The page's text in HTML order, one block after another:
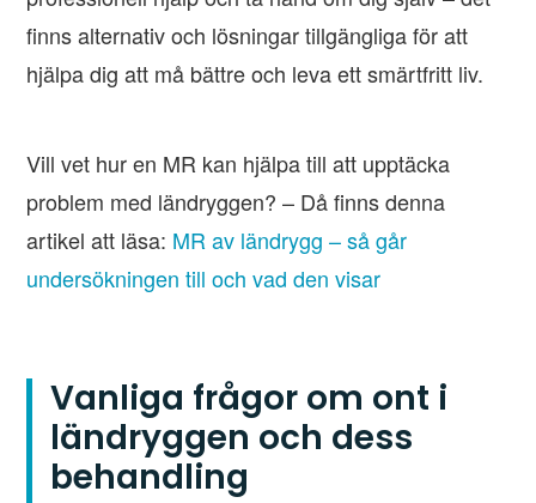
finns alternativ och lösningar tillgängliga för att
hjälpa dig att må bättre och leva ett smärtfritt liv.
Vill vet hur en MR kan hjälpa till att upptäcka
problem med ländryggen? – Då finns denna
artikel att läsa: MR av ländrygg – så går
undersökningen till och vad den visar
Vanliga frågor om ont i
ländryggen och dess
behandling